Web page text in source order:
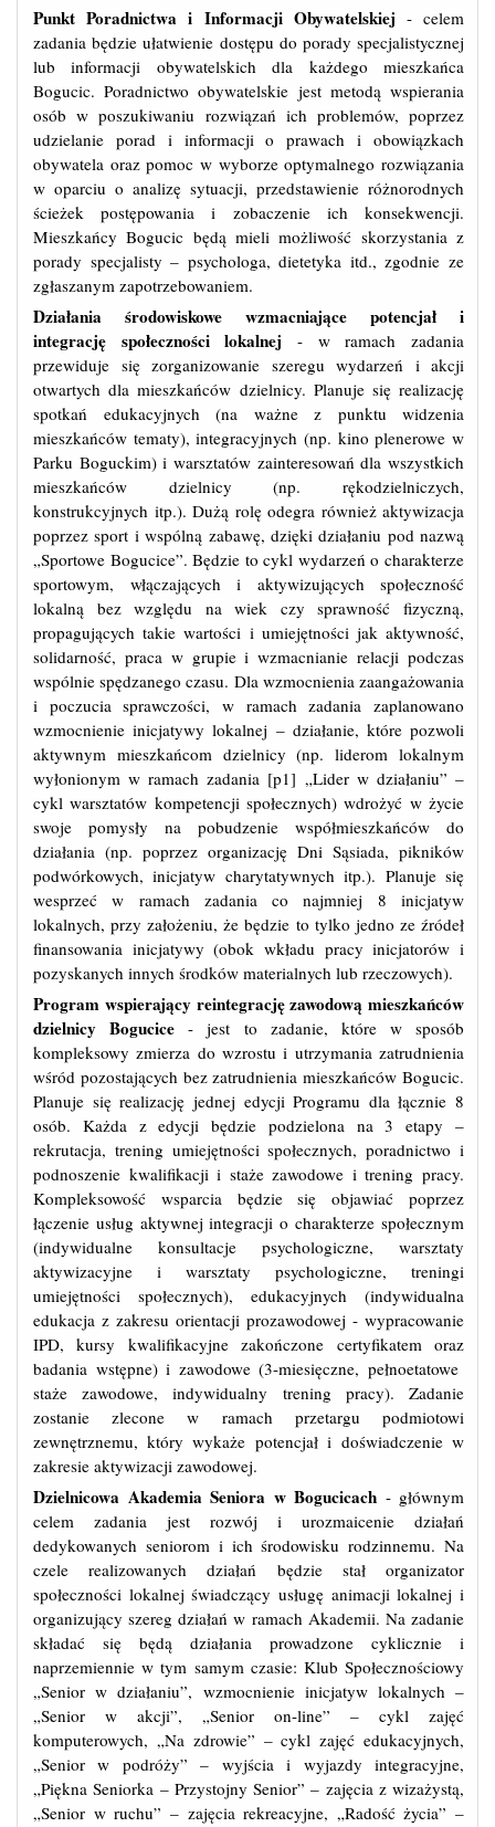
Punkt Poradnictwa i Informacji Obywatelskiej - celem
zadania będzie ułatwienie dostępu do porady specjalistycznej
lub informacji obywatelskich dla każdego mieszkańca
Bogucic. Poradnictwo obywatelskie jest metodą wspierania
osób w poszukiwaniu rozwiązań ich problemów, poprzez
udzielanie porad i informacji o prawach i obowiązkach
obywatela oraz pomoc w wyborze optymalnego rozwiązania
w oparciu o analizę sytuacji, przedstawienie różnorodnych
ścieżek postępowania i zobaczenie ich konsekwencji.
Mieszkańcy Bogucic będą mieli możliwość skorzystania z
porady specjalisty – psychologa, dietetyka itd., zgodnie ze
zgłaszanym zapotrzebowaniem.
Działania środowiskowe wzmacniające potencjał i
integrację społeczności lokalnej - w ramach zadania
przewiduje się zorganizowanie szeregu wydarzeń i akcji
otwartych dla mieszkańców dzielnicy. Planuje się realizację
spotkań edukacyjnych (na ważne z punktu widzenia
mieszkańców tematy), integracyjnych (np. kino plenerowe w
Parku Boguckim) i warsztatów zainteresowań dla wszystkich
mieszkańców dzielnicy (np. rękodzielniczych,
konstrukcyjnych itp.). Dużą rolę odegra również aktywizacja
poprzez sport i wspólną zabawę, dzięki działaniu pod nazwą
„Sportowe Bogucice”. Będzie to cykl wydarzeń o charakterze
sportowym, włączających i aktywizujących społeczność
lokalną bez względu na wiek czy sprawność fizyczną,
propagujących takie wartości i umiejętności jak aktywność,
solidarność, praca w grupie i wzmacnianie relacji podczas
wspólnie spędzanego czasu. Dla wzmocnienia zaangażowania
i poczucia sprawczości, w ramach zadania zaplanowano
wzmocnienie inicjatywy lokalnej – działanie, które pozwoli
aktywnym mieszkańcom dzielnicy (np. liderom lokalnym
wyłonionym w ramach zadania [p1] „Lider w działaniu” –
cykl warsztatów kompetencji społecznych) wdrożyć w życie
swoje pomysły na pobudzenie współmieszkańców do
działania (np. poprzez organizację Dni Sąsiada, pikników
podwórkowych, inicjatyw charytatywnych itp.). Planuje się
wesprzeć w ramach zadania co najmniej 8 inicjatyw
lokalnych, przy założeniu, że będzie to tylko jedno ze źródeł
finansowania inicjatywy (obok wkładu pracy inicjatorów i
pozyskanych innych środków materialnych lub rzeczowych).
Program wspierający reintegrację zawodową mieszkańców
dzielnicy Bogucice- jest to zadanie, które w sposób
kompleksowy zmierza do wzrostu i utrzymania zatrudnienia
wśród pozostających bez zatrudnienia mieszkańców Bogucic.
Planuje się realizację jednej edycji Programu dla łącznie 8
osób. Każda z edycji będzie podzielona na 3 etapy –
rekrutacja, trening umiejętności społecznych, poradnictwo i
podnoszenie kwalifikacji i staże zawodowe i trening pracy.
Kompleksowość wsparcia będzie się objawiać poprzez
łączenie usług aktywnej integracji o charakterze społecznym
(indywidualne konsultacje psychologiczne, warsztaty
aktywizacyjne i warsztaty psychologiczne, treningi
umiejętności społecznych), edukacyjnych (indywidualna
edukacja z zakresu orientacji prozawodowej - wypracowanie
IPD, kursy kwalifikacyjne zakończone certyfikatem oraz
badania wstępne) i zawodowe (3-miesięczne, pełnoetatowe
staże zawodowe, indywidualny trening pracy). Zadanie
zostanie zlecone w ramach przetargu podmiotowi
zewnętrznemu, który wykaże potencjał i doświadczenie w
zakresie aktywizacji zawodowej.
Dzielnicowa Akademia Seniora w Bogucicach - głównym
celem zadania jest rozwój i urozmaicenie działań
dedykowanych seniorom i ich środowisku rodzinnemu. Na
czele realizowanych działań będzie stał organizator
społeczności lokalnej świadczący usługę animacji lokalnej i
organizujący szereg działań w ramach Akademii. Na zadanie
składać się będą działania prowadzone cyklicznie i
naprzemiennie w tym samym czasie: Klub Społecznościowy
„Senior w działaniu”, wzmocnienie inicjatyw lokalnych –
„Senior w akcji”, „Senior on-line” – cykl zajęć
komputerowych, „Na zdrowie” – cykl zajęć edukacyjnych,
„Senior w podróży” – wyjścia i wyjazdy integracyjne,
„Piękna Seniorka – Przystojny Senior” – zajęcia z wizażystą,
„Senior w ruchu” – zajęcia rekreacyjne, „Radość życia” –